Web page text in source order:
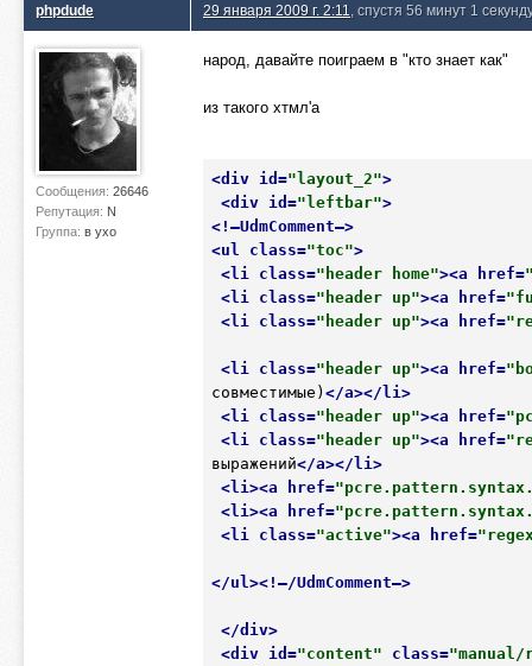
phpdude
Сообщения: 26646
Репутация: N
Группа: в ухо
29 января 2009 г. 2:11 , спустя 56 минут 1
народ, давайте поиграем в "кто знает как"
из такого хтмл'а
<div id ="layout_2">
<div id ="leftbar">
<!–UdmComment–>
<ul class="toc">
<li class="header home"><a href=
<li class="header up"><a href=
<li class="header up"><a href=
<li class="header up"><a href=
совместимые) </a></li >
<li class="header up"><a href=
<li class="header up"><a href=
выражений</a></li >
<li ><a href=
<li ><a href=
<li class="active"><a href=
</ul ><!–/UdmComment–>
</div>
<div id ="content" class="manual/